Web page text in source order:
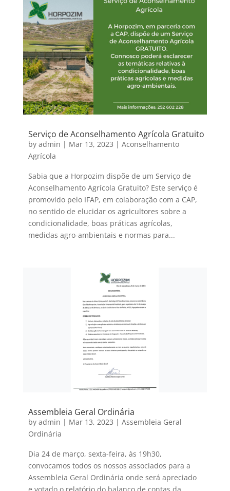
Serviço de Aconselhamento Agrícola Gratuito
by admin | Mar 13, 2023 | Aconselhamento
Agrícola
Sabia que a Horpozim dispõe de um Serviço de
Aconselhamento Agrícola Gratuito? Este serviço é
promovido pelo IFAP, em colaboração com a CAP,
no sentido de elucidar os agricultores sobre a
condicionalidade, boas práticas agrícolas,
medidas agro-ambientais e normas para...
Assembleia Geral Ordinária
by admin | Mar 13, 2023 | Assembleia Geral
Ordinária
Dia 24 de março, sexta-feira, às 19h30,
convocamos todos os nossos associados para a
Assembleia Geral Ordinária onde será apreciado